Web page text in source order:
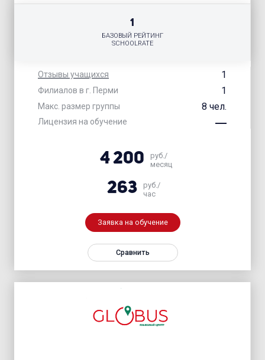
Отзывы учащихся 1
Филиалов в г. Перми 1
Макс. размер группы 8 чел.
Лицензия на обучение
1
БАЗОВЫЙ РЕЙТИНГ
SCHOOLRATE
4 200
руб./
месяц
263
руб./
час
Заявка на обучение
Сравнить